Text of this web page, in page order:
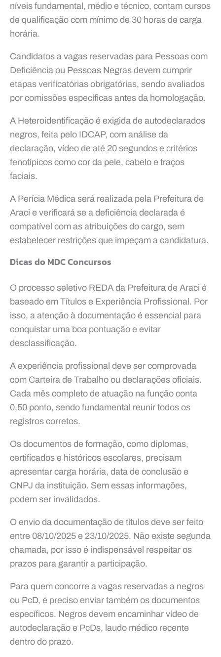
níveis fundamental, médio e técnico, contam cursos
de qualificação com mínimo de 30 horas de carga
horária.
Candidatos a vagas reservadas para Pessoas com
Deficiência ou Pessoas Negras devem cumprir
etapas verificatórias obrigatórias, sendo avaliados
por comissões específicas antes da homologação.
A Heteroidentificação é exigida de autodeclarados
negros, feita pelo IDCAP, com análise da
declaração, vídeo de até 20 segundos e critérios
fenotípicos como cor da pele, cabelo e traços
faciais.
A Perícia Médica será realizada pela Prefeitura de
Araci e verificará se a deficiência declarada é
compatível com as atribuições do cargo, sem
estabelecer restrições que impeçam a candidatura.
Dicas do MDC Concursos
O processo seletivo REDA da Prefeitura de Araci é
baseado em Títulos e Experiência Profissional. Por
isso, a atenção à documentação é essencial para
conquistar uma boa pontuação e evitar
desclassificação.
A experiência profissional deve ser comprovada
com Carteira de Trabalho ou declarações oficiais.
Cada mês completo de atuação na função conta
0,50 ponto, sendo fundamental reunir todos os
registros corretos.
Os documentos de formação, como diplomas,
certificados e históricos escolares, precisam
apresentar carga horária, data de conclusão e
CNPJ da instituição. Sem essas informações,
podem ser invalidados.
O envio da documentação de títulos deve ser feito
entre 08/10/2025 e 23/10/2025. Não existe segunda
chamada, por isso é indispensável respeitar os
prazos para garantir a participação.
Para quem concorre a vagas reservadas a negros
ou PcD, é preciso enviar também os documentos
específicos. Negros devem encaminhar vídeo de
autodeclaração e PcDs, laudo médico recente
dentro do prazo.